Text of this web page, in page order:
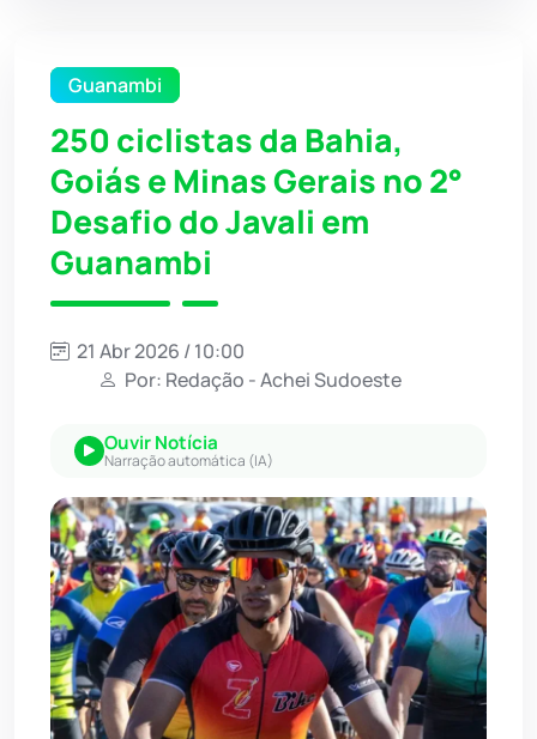
Guanambi
250 ciclistas da Bahia,
Goiás e Minas Gerais no 2°
Desafio do Javali em
Guanambi
21 Abr 2026 / 10:00
Por: Redação - Achei Sudoeste
Ouvir Notícia
Narração automática (IA)